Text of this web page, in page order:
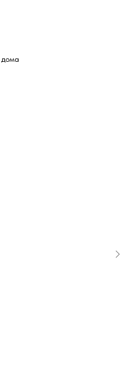
дома